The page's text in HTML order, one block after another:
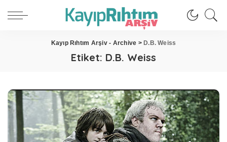
Kayıp Rıhtım Arşiv - Archive > D.B. Weiss
Etiket: D.B. Weiss